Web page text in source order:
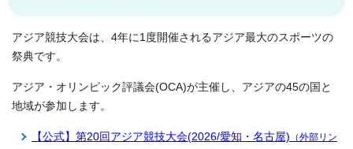
アジア競技大会は、4年に1度開催されるアジア最大のスポーツの
祭典です。
アジア・オリンピック評議会(OCA)が主催し、アジアの45の国と
地域が参加します。
【公式】第20回アジア競技大会(2026/愛知・名古屋) （外部リン